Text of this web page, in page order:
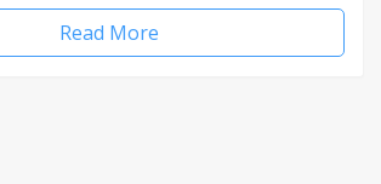
Read More